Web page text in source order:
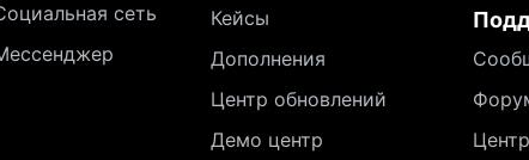
сеть
Кейсы
Дополнения
Центр обновлений
Демо центр